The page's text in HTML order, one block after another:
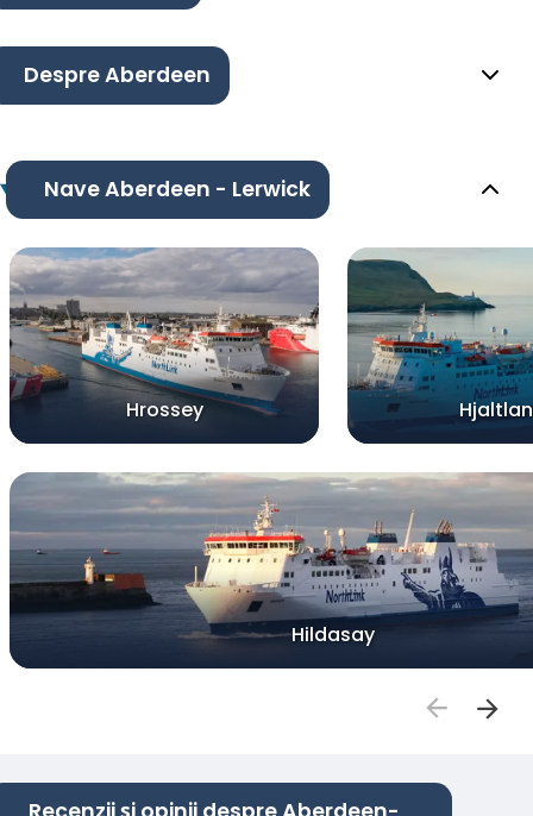
Despre Aberdeen
Nave Aberdeen - Lerwick
Hrossey
Hildasay